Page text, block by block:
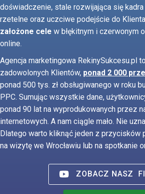
doświadczenie, stale rozwijająca się
rzetelne oraz uczciwe podejście do
założone cele w błękitnym i czerwonym
online.
Agencja marketingowa RekinySukcesu.pl
zadowolonych Klientów, ponad 2 000
ponad 500 tys. zł obsługiwanego w roku
PPC. Sumując wszystkie dane,
ponad 90 lat na wyprodukowanych przez
internetowych. A nam ciągle mało. Nie
Dlatego warto kliknąć jeden z przycisków
na wizytę we Wrocławiu lub na spotkanie
ZOBACZ NASZ